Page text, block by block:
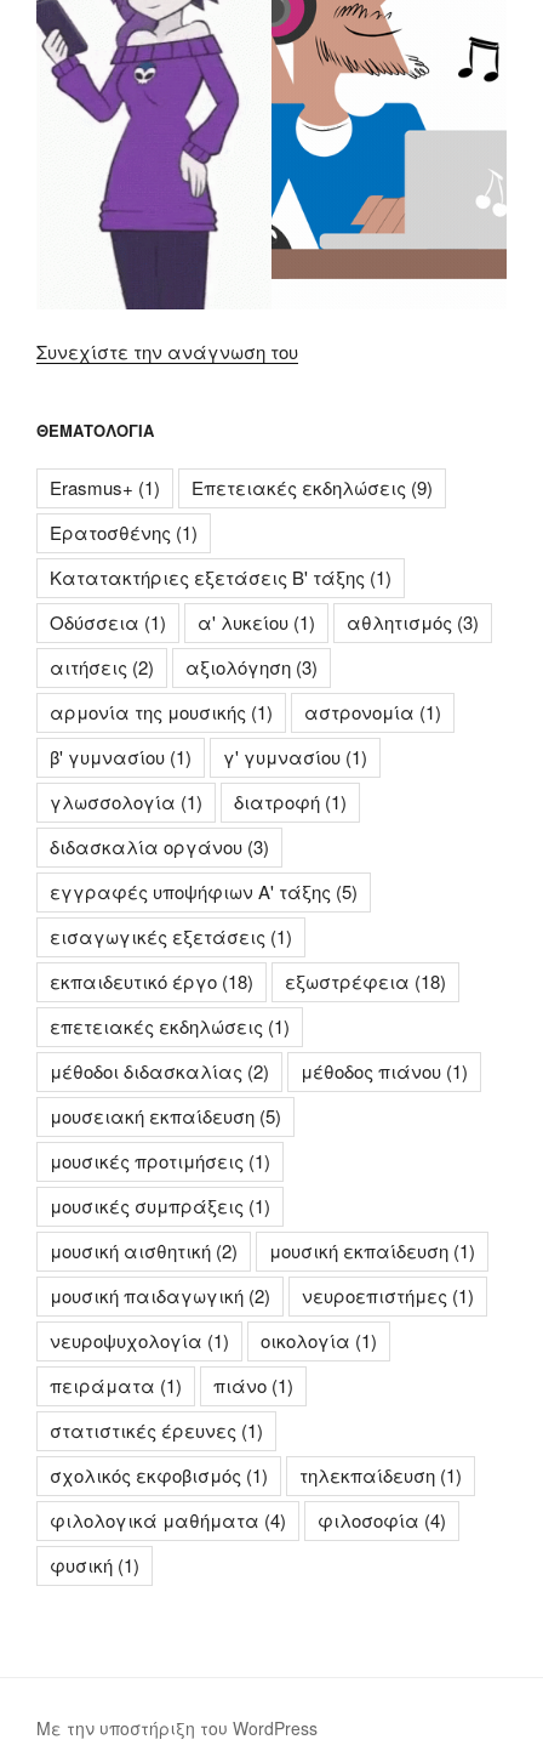
Συνεχίστε την ανάγνωση του“Μουσικές
ΘΕΜΑΤΟΛΟΓΊΑ
Erasmus+ (1) Επετειακές εκδηλώσεις (9)
Ερατοσθένης (1)
Κατατακτήριες εξετάσεις Β' τάξης (1)
Οδύσσεια (1) α' λυκείου (1) αθλητισμός (3)
αιτήσεις (2) αξιολόγηση (3)
αρμονία της μουσικής (1) αστρονομία (1)
β' γυμνασίου (1) γ' γυμνασίου (1)
γλωσσολογία (1) διατροφή (1)
διδασκαλία οργάνου (3)
εγγραφές υποψήφιων Α' τάξης (5)
εισαγωγικές εξετάσεις (1)
εκπαιδευτικό έργο (18) εξωστρέφεια (18)
επετειακές εκδηλώσεις (1)
μέθοδοι διδασκαλίας (2) μέθοδος πιάνου (1)
μουσειακή εκπαίδευση (5)
μουσικές προτιμήσεις (1)
μουσικές συμπράξεις (1)
μουσική αισθητική (2) μουσική εκπαίδευση (1)
μουσική παιδαγωγική (2) νευροεπιστήμες (1)
νευροψυχολογία (1) οικολογία (1)
πειράματα (1) πιάνο (1)
στατιστικές έρευνες (1)
σχολικός εκφοβισμός (1) τηλεκπαίδευση (1)
φιλολογικά μαθήματα (4) φιλοσοφία (4)
φυσική (1)
Με την υποστήριξη του WordPress